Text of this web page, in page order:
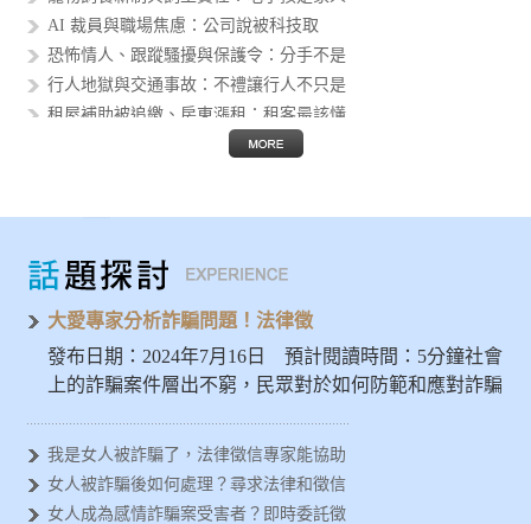
AI 裁員與職場焦慮：公司說被科技取
恐怖情人、跟蹤騷擾與保護令：分手不是
行人地獄與交通事故：不禮讓行人不只是
租屋補助被追繳、房東漲租：租客最該懂
個資外洩後的人生風險：身分證字號、護
發揮大愛精神避免被詐騙，徵信專家示警
女人容易被金錢詐騙？法律徵信專家分析
大愛專家分析詐騙問題！法律徵
發布日期：2024年7月16日 預計閱讀時間：5分鐘社會
上的詐騙案件層出不窮，民眾對於如何防範和應對詐騙
我是女人被詐騙了，法律徵信專家能協助
女人被詐騙後如何處理？尋求法律和徵信
女人成為感情詐騙案受害者？即時委託徵